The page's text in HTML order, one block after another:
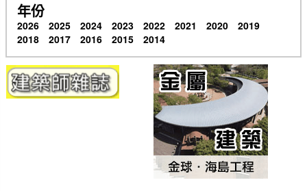
年份
2026 2025 2024 2023 2022 2021 2020
2019
2018
2017 2016 2015 2014